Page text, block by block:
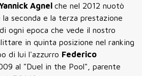
Agnel che nel 2012 nuotò
la seconda e la terza prestazione
ogni epoca che vede il nostro
in quinta posizione nel ranking
di lui l'azzurro Federico
al "Duel in the Pool", parente